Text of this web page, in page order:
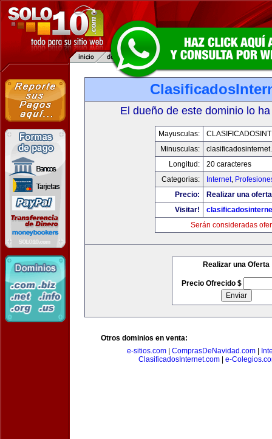
El dueño de este dominio lo
Mayusculas:
Minusculas:
Longitud:
20 caracteres
Categorias:
Internet,
Precio:
Realizar una
Visitar!
Serán consideradas
Realizar una Oferta
Precio Ofrecido $
Otros dominios en venta:
e-sitios.com| ComprasDeNavidad.com|
ClasificadosInternet.com| e-